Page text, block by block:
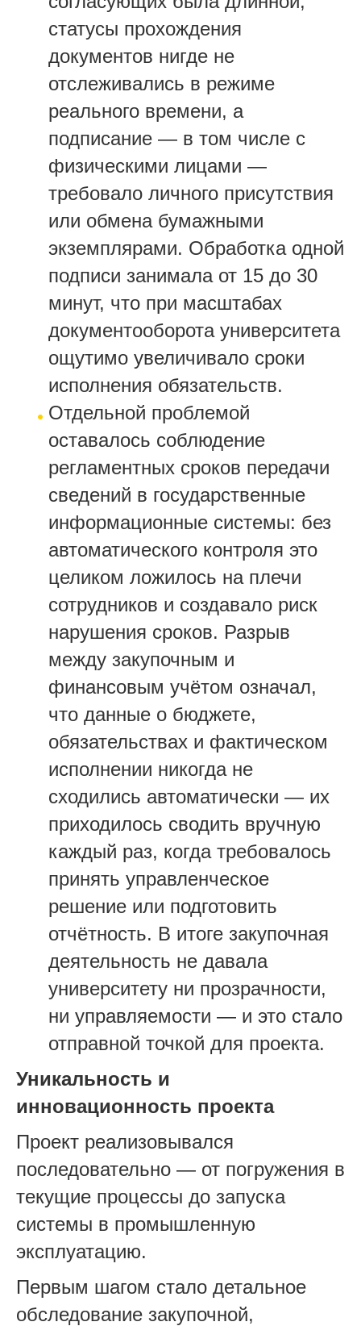
статусы прохождения
документов нигде не
отслеживались в режиме
реального времени, а
подписание — в том числе с
физическими лицами —
требовало личного присутствия
или обмена бумажными
экземплярами. Обработка одной
подписи занимала от 15 до 30
минут, что при масштабах
документооборота университета
ощутимо увеличивало сроки
исполнения обязательств.
Отдельной проблемой
оставалось соблюдение
регламентных сроков передачи
сведений в государственные
информационные системы: без
автоматического контроля это
целиком ложилось на плечи
сотрудников и создавало риск
нарушения сроков. Разрыв
между закупочным и
финансовым учётом означал,
что данные о бюджете,
обязательствах и фактическом
исполнении никогда не
сходились автоматически — их
приходилось сводить вручную
каждый раз, когда требовалось
принять управленческое
решение или подготовить
отчётность. В итоге закупочная
деятельность не давала
университету ни прозрачности,
ни управляемости — и это стало
отправной точкой для проекта.
Уникальность и
инновационность проекта
Проект реализовывался
последовательно — от погружения в
текущие процессы до запуска
системы в промышленную
эксплуатацию.
Первым шагом стало детальное
обследование закупочной,